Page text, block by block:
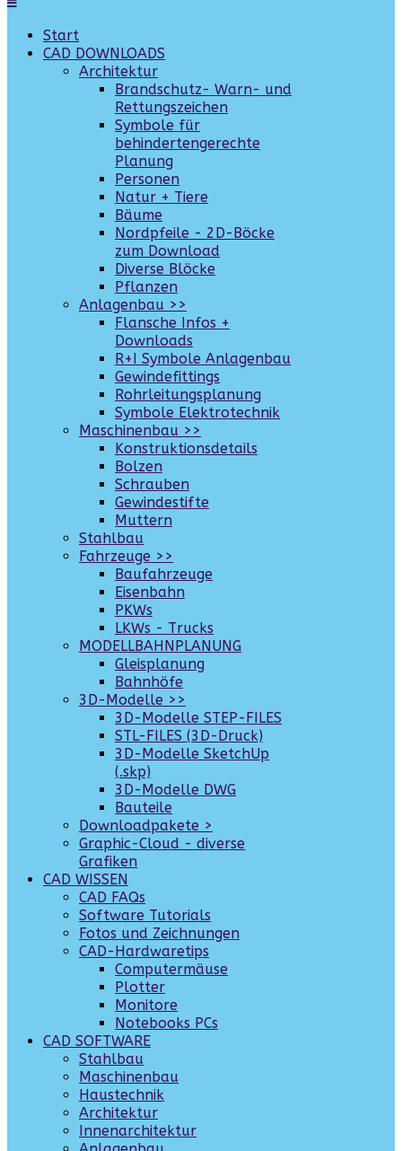
Start
CAD DOWNLOADS
Architektur
Brandschutz- Warn- und
Rettungszeichen
Symbole für
behindertengerechte
Planung
Personen
Natur + Tiere
Bäume
Nordpfeile - 2D-Böcke
zum Download
Diverse Blöcke
Pflanzen
Anlagenbau >>
Flansche Infos +
Downloads
R+I Symbole Anlagenbau
Gewindefittings
Rohrleitungsplanung
Symbole Elektrotechnik
Maschinenbau >>
Konstruktionsdetails
Bolzen
Schrauben
Gewindestifte
Muttern
Stahlbau
Fahrzeuge >>
Baufahrzeuge
Eisenbahn
PKWs
LKWs - Trucks
MODELLBAHNPLANUNG
Gleisplanung
Bahnhöfe
3D-Modelle >>
3D-Modelle STEP-FILES
STL-FILES (3D-Druck)
3D-Modelle SketchUp
(.skp)
3D-Modelle DWG
Bauteile
Downloadpakete >
Graphic-Cloud - diverse
Grafiken
CAD WISSEN
CAD FAQs
Software Tutorials
Fotos und Zeichnungen
CAD-Hardwaretips
Computermäuse
Plotter
Monitore
Notebooks PCs
CAD SOFTWARE
Stahlbau
Maschinenbau
Haustechnik
Architektur
Innenarchitektur